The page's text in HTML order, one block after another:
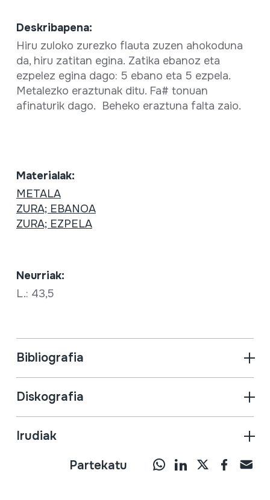
Deskribapena:
Hiru zuloko zurezko flauta zuzen ahokoduna
da, hiru zatitan egina. Zatika ebanoz eta
ezpelez egina dago: 5 ebano eta 5 ezpela.
Metalezko eraztunak ditu. Fa# tonuan
afinaturik dago. Beheko eraztuna falta zaio.
Materialak:
METALA
ZURA; EBANOA
ZURA; EZPELA
Neurriak:
L.: 43,5
Bibliografia
Diskografia
Irudiak
Partekatu